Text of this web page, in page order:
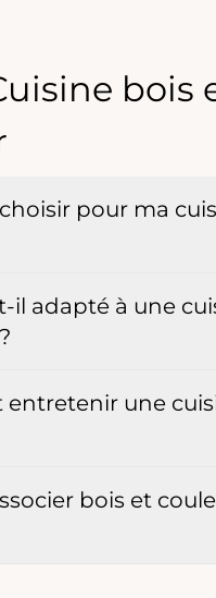
bois
pour ma
il adapté à une
entretenir une
bois et